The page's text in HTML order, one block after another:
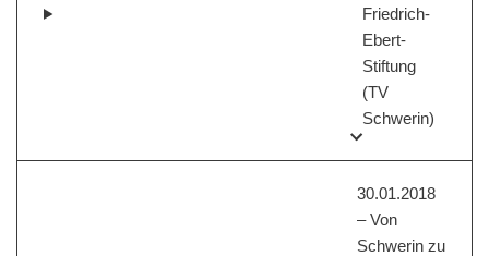
Friedrich-
Ebert-
Stiftung
(TV
Schwerin)
30.01.2018
– Von
Schwerin zu